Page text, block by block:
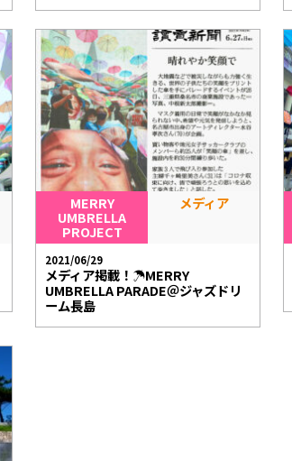
MERRY
UMBRELLA
PROJECT
メディア
2021/06/29
メディア掲載！☂️MERRY
UMBRELLA PARADE＠ジャズドリ
ーム長島